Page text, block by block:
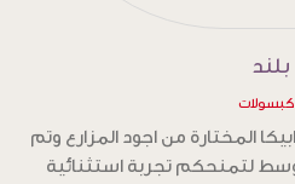
إنتينسو
المختارة من اجود المزارع وتم
،لتمنحكم تجربة استثنائية